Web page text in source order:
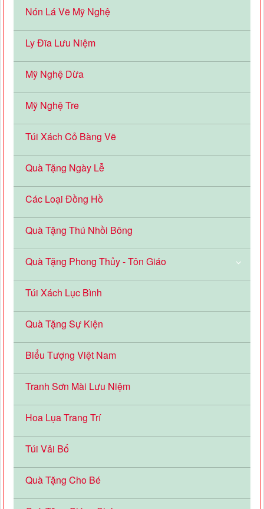
Nón Lá Vẽ Mỹ Nghệ
Ly Đĩa Lưu Niệm
Mỹ Nghệ Dừa
Mỹ Nghệ Tre
Túi Xách Cỏ Bàng Vẽ
Quà Tặng Ngày Lễ
Các Loại Đồng Hồ
Quà Tặng Thú Nhồi Bông
Quà Tặng Phong Thủy - Tôn Giáo
Túi Xách Lục Bình
Quà Tặng Sự Kiện
Biểu Tượng Việt Nam
Tranh Sơn Mài Lưu Niệm
Hoa Lụa Trang Trí
Túi Vải Bố
Quà Tặng Cho Bé